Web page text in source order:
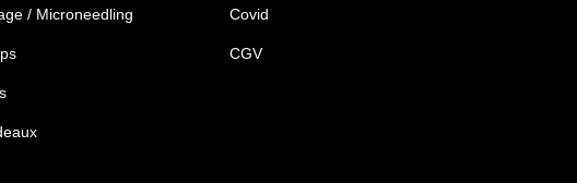
/ Microneedling Covid
CGV